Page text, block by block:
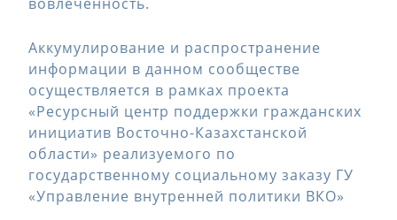
Аккумулирование и распространение
информации в данном сообществе
осуществляется в рамках проекта
«Ресурсный центр поддержки гражданских
инициатив Восточно-Казахстанской
области» реализуемого по
государственному социальному заказу ГУ
«Управление внутренней политики ВКО»